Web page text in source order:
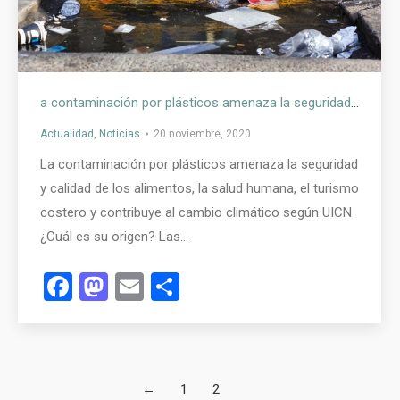
a contaminación por plásticos amenaza la seguridad y calidad de los alimentos, la salud humana, el turismo costero y contribuye al cambio climático según UICN
Actualidad , Noticias 20 noviembre, 2020
La contaminación por plásticos amenaza la seguridad
y calidad de los alimentos, la salud humana, el turismo
costero y contribuye al cambio climático según UICN
¿Cuál es su origen? Las…
Facebook
Mastodon
Email
← 1 2